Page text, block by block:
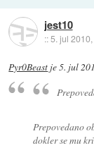
jest10
::5. jul
Pyr0Beast je5. jul
Prepovedano
dokler se mu